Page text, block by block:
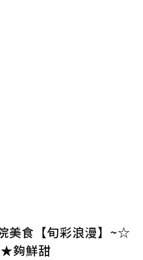
美食【旬彩浪漫】~☆
夠鮮甜